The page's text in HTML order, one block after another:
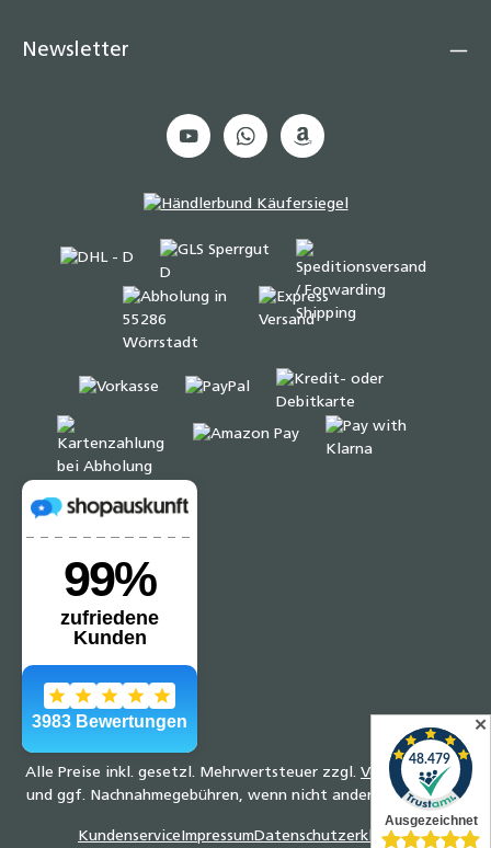
Newsletter
Alle Preise inkl. gesetzl. Mehrwertsteuer zzgl. Versandkosten
und ggf. Nachnahmegebühren, wenn nicht anders angegeben.
KundenserviceImpressumDatenschutzerklärung
✕